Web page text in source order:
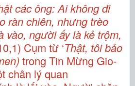
các ông: Ai không đi
ràn chiên, nhưng trèo
vào, người ấy là kẻ trộm,
Cụm từ ‘Thật, tôi bảo
trong Tin Mừng Gio-
chân lý quan